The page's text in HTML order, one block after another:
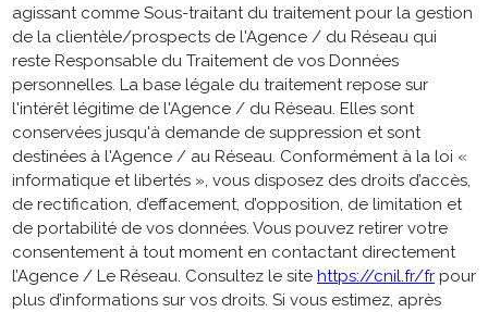
agissant comme Sous-traitant du traitement pour la gestion
de la clientèle/prospects de l'Agence / du Réseau qui
reste Responsable du Traitement de vos Données
personnelles. La base légale du traitement repose sur
l'intérêt légitime de l'Agence / du Réseau. Elles sont
conservées jusqu'à demande de suppression et sont
destinées à l'Agence / au Réseau. Conformément à la loi «
informatique et libertés », vous disposez des droits d’accès,
de rectification, d’effacement, d’opposition, de limitation et
de portabilité de vos données. Vous pouvez retirer votre
consentement à tout moment en contactant directement
l’Agence / Le Réseau. Consultez le site https://cnil.fr/fr pour
plus d’informations sur vos droits. Si vous estimez, après